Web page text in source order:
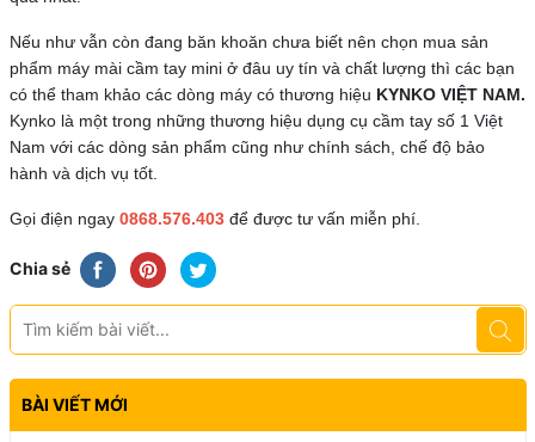
Nếu như vẫn còn đang băn khoăn chưa biết nên chọn mua sản
phẩm máy mài cầm tay mini ở đâu uy tín và chất lượng thì các bạn
có thể tham khảo các dòng máy có thương hiệu KYNKO VIỆT NAM.
Kynko là một trong những thương hiệu dụng cụ cầm tay số 1 Việt
Nam với các dòng sản phẩm cũng như chính sách, chế độ bảo
hành và dịch vụ tốt.
Gọi điện ngay 0868.576.403 để được tư vấn miễn phí.
Chia sẻ
BÀI VIẾT MỚI